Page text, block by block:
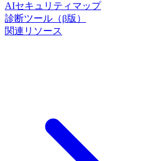
AIセキュリティマップ
診断ツール（β版）
関連リソース